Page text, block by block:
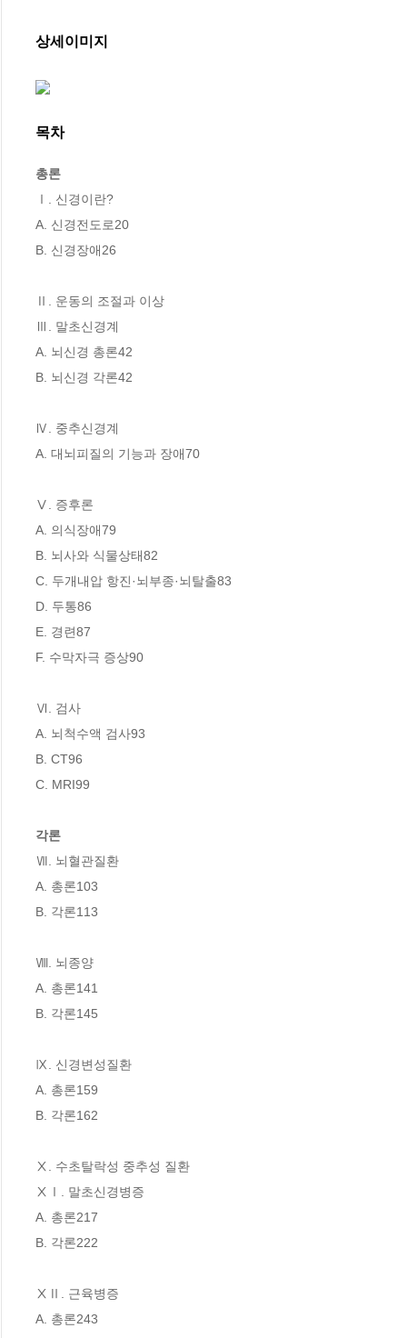
상세이미지
목차
총론
Ⅰ. 신경이란?
A. 신경전도로20
B. 신경장애26
Ⅱ. 운동의 조절과 이상
Ⅲ. 말초신경계
A. 뇌신경 총론42
B. 뇌신경 각론42
Ⅳ. 중추신경계
A. 대뇌피질의 기능과 장애70
Ⅴ. 증후론
A. 의식장애79
B. 뇌사와 식물상태82
C. 두개내압 항진·뇌부종·뇌탈출83
D. 두통86
E. 경련87
F. 수막자극 증상90
Ⅵ. 검사
A. 뇌척수액 검사93
B. CT96
C. MRI99
각론
Ⅶ. 뇌혈관질환
A. 총론103
B. 각론113
Ⅷ. 뇌종양
A. 총론141
B. 각론145
Ⅸ. 신경변성질환
A. 총론159
B. 각론162
Ⅹ. 수초탈락성 중추성 질환
ⅩⅠ. 말초신경병증
A. 총론217
B. 각론222
ⅩⅡ. 근육병증
A. 총론243